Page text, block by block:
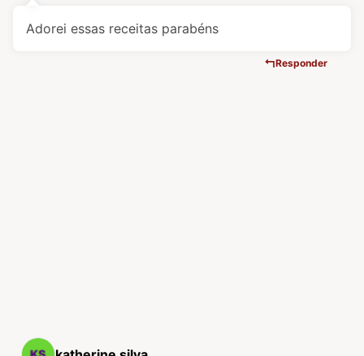
Adorei essas receitas parabéns
Responder